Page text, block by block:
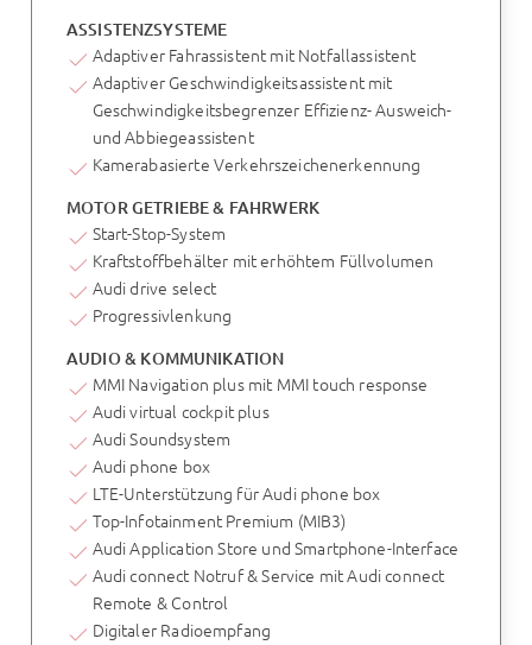
ASSISTENZSYSTEME
Adaptiver Fahrassistent mit Notfallassistent
Adaptiver Geschwindigkeitsassistent mit
Geschwindigkeitsbegrenzer Effizienz- Ausweich-
und Abbiegeassistent
Kamerabasierte Verkehrszeichenerkennung
MOTOR GETRIEBE & FAHRWERK
Start-Stop-System
Kraftstoffbehälter mit erhöhtem Füllvolumen
Audi drive select
Progressivlenkung
AUDIO & KOMMUNIKATION
MMI Navigation plus mit MMI touch response
Audi virtual cockpit plus
Audi Soundsystem
Audi phone box
LTE-Unterstützung für Audi phone box
Top-Infotainment Premium (MIB3)
Audi Application Store und Smartphone-Interface
Audi connect Notruf & Service mit Audi connect
Remote & Control
Digitaler Radioempfang